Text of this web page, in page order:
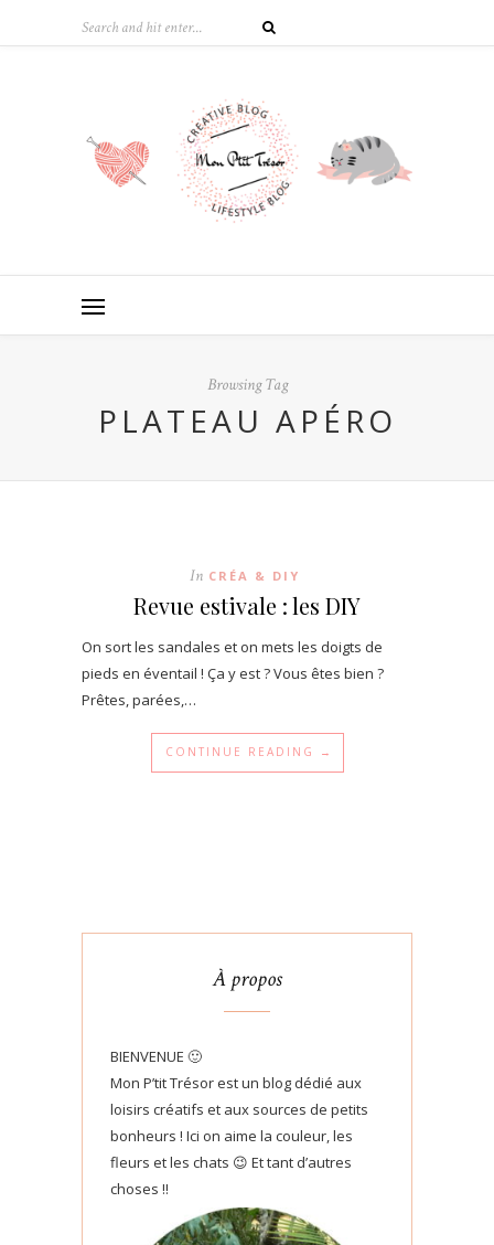
Browsing Tag
PLATEAU APÉRO
In CRÉA & DIY
Revue estivale : les DIY
On sort les sandales et on mets les doigts de
pieds en éventail ! Ça y est ? Vous êtes bien ?
Prêtes, parées,…
CONTINUE READING →
À propos
BIENVENUE 🙂
Mon P’tit Trésor est un blog dédié aux
loisirs créatifs et aux sources de petits
bonheurs ! Ici on aime la couleur, les
fleurs et les chats 😉 Et tant d’autres
choses !!